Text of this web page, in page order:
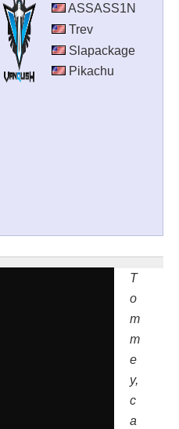
ASSASS1N
Trev
Slapackage
Pikachu
T
o
m
m
e
y,
c
a